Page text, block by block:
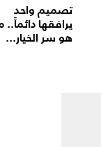
تصميم واحد
يرافقها دائماً..
هو سر الخيار...